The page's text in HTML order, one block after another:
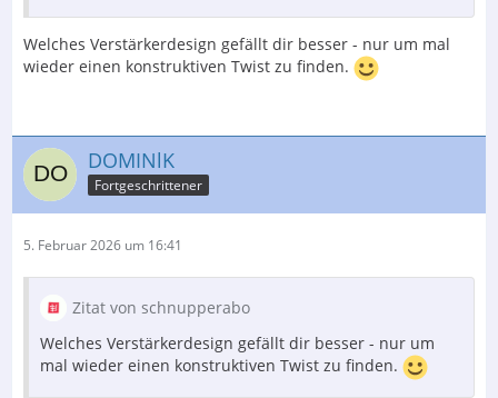
Welches Verstärkerdesign gefällt dir besser - nur um mal
wieder einen konstruktiven Twist zu finden.
DOMINlK
Fortgeschrittener
5. Februar 2026 um 16:41
Zitat von schnupperabo
Welches Verstärkerdesign gefällt dir besser - nur um
mal wieder einen konstruktiven Twist zu finden.